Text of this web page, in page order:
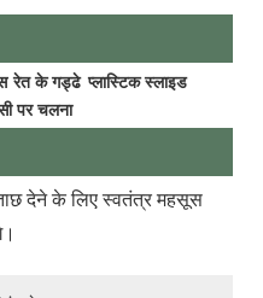
रेत के गड्ढे प्लास्टिक स्लाइड
पर चलना
देने के लिए स्वतंत्र महसूस